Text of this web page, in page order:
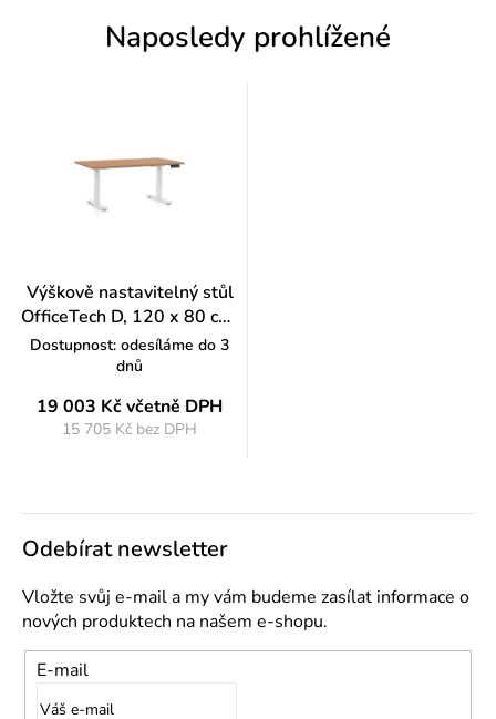
Naposledy prohlížené
Výškově nastavitelný stůl
OfficeTech D, 120 x 80 cm,
bílá podnož, buk
Dostupnost: odesíláme do 3
dnů
19 003 Kčvčetně DPH
15 705 Kč bez DPH
Odebírat newsletter
Vložte svůj e-mail a my vám budeme zasílat informace o
nových produktech na našem e-shopu.
E-mail